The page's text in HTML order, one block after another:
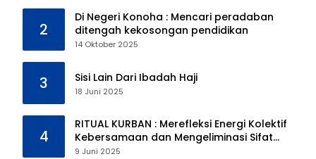
2
Di Negeri Konoha : Mencari peradaban
ditengah kekosongan pendidikan
14 Oktober 2025
3 Sisi Lain Dari Ibadah Haji
18 Juni 2025
4
RITUAL KURBAN : Merefleksi Energi Kolektif
Kebersamaan dan Mengeliminasi Sifat
Kebinatangan Manusia
9 Juni 2025